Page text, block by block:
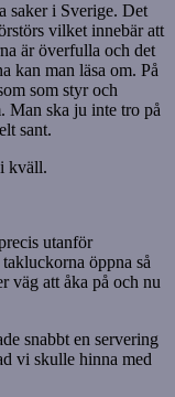
saker i Sverige. Det
vilket innebär att
är överfulla och det
kan man läsa om. På
som styr och
Man ska ju inte tro på
sant.
kväll.
utanför
öppna så
väg att åka på och nu
snabbt en servering
vi skulle hinna med